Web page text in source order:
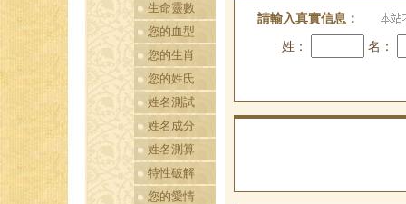
生命靈數
您的血型
您的生肖
您的姓氏
姓名測試
姓名成分
姓名測算
特性破解
您的愛情
請輸入真實信息：
姓： 名：